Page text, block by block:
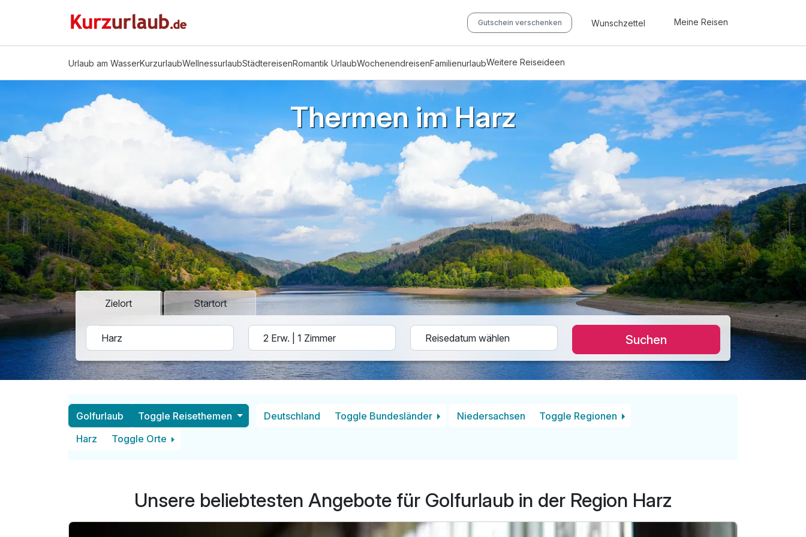
Gutschein verschenken Wunschzettel Meine Reisen
Urlaub am WasserKurzurlaubWellnessurlaubStädtereisenRomantik UrlaubWochenendreisenFamilienurlaubWeitere Reiseideen
Thermen im Harz
Zielort Startort
Suchen
Golfurlaub Toggle Reisethemen Deutschland Toggle Bundesländer Niedersachsen
Toggle Regionen
Harz
Toggle Orte
Unsere beliebtesten Angebote für Golfurlaub in der Region Harz